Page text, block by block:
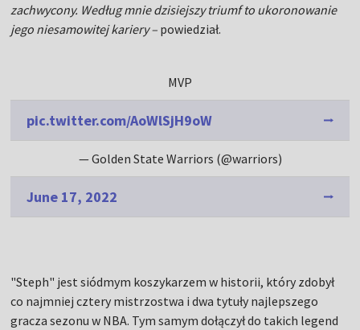
zachwycony. Według mnie dzisiejszy triumf to ukoronowanie
jego niesamowitej kariery – powiedział.
MVP
pic.twitter.com/AoWlSjH9oW
— Golden State Warriors (@warriors)
June 17, 2022
"Steph" jest siódmym koszykarzem w historii, który zdobył
co najmniej cztery mistrzostwa i dwa tytuły najlepszego
gracza sezonu w NBA. Tym samym dołączył do takich legend